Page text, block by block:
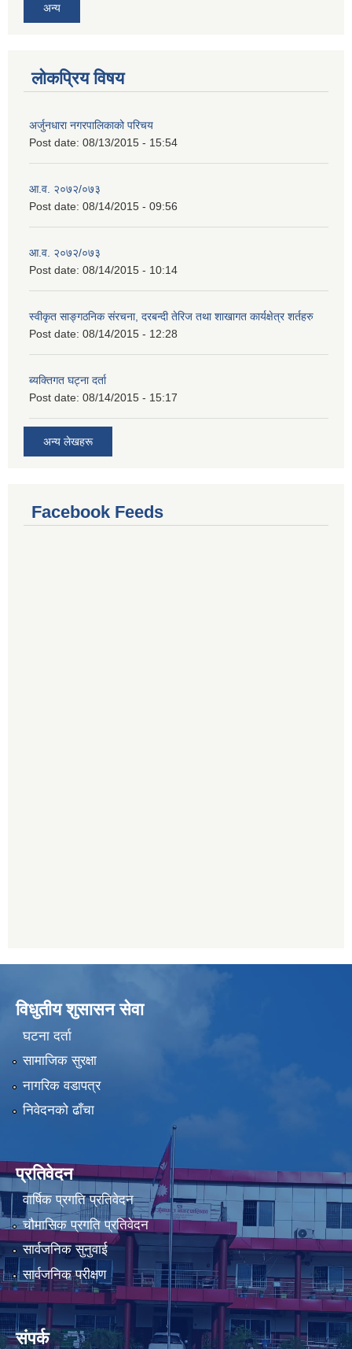
अन्य
लोकप्रिय विषय
अर्जुनधारा नगरपालिकाको परिचय
Post date: 08/13/2015 - 15:54
आ.व. २०७२/०७३
Post date: 08/14/2015 - 09:56
आ.व. २०७२/०७३
Post date: 08/14/2015 - 10:14
स्वीकृत साङ्गठनिक संरचना, दरबन्दी तेरिज तथा शाखागत कार्यक्षेत्र शर्तहरु
Post date: 08/14/2015 - 12:28
ब्यक्तिगत घट्ना दर्ता
Post date: 08/14/2015 - 15:17
अन्य लेखहरू
Facebook Feeds
विधुतीय शुसासन सेवा
घटना दर्ता
सामाजिक सुरक्षा
नागरिक वडापत्र
निवेदनको ढाँचा
प्रतिवेदन
वार्षिक प्रगति प्रतिवेदन
चौमासिक प्रगति प्रतिवेदन
सार्वजनिक सुनुवाई
सार्वजनिक परीक्षण
संपर्क